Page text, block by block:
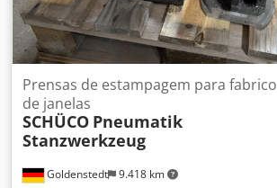
Goldenstedt 9.418 km
Prensas de estampagem para fabrico
de janelas
SCHÜCO Pneumatik
Stanzwerkzeug